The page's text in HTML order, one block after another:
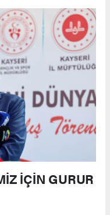
İÇİN GURUR